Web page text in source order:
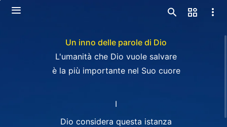
Un inno delle parole di Dio
L'umanità che Dio vuole salvare
è la più importante nel Suo cuore
I
Dio considera questa istanza